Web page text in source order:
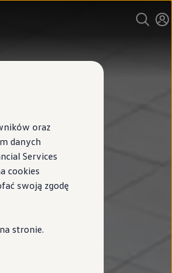
oraz
danych
Services
cookies
swoją zgodę
stronie.